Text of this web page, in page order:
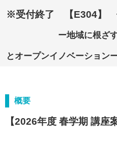
※受付終了 【E304】
ー地域に根ざすアン
とオープンイノベーション
概要
【2026年度 春学期 講座